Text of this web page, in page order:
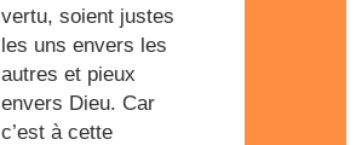
vertu, soient justes
les uns envers les
autres et pieux
envers Dieu. Car
c’est à cette